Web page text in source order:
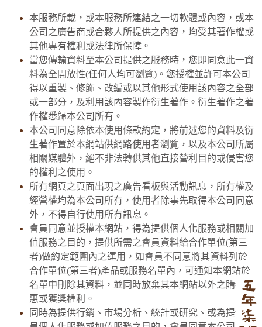
本服務所載，或本服務所連結之一切軟體或內容，或本
公司之廣告商或合夥人所提供之內容，均受其著作權或
其他專有權利或法律所保障。
當您傳輸資料至本公司提供之服務時，您即同意此一資
料為全開放性(任何人均可瀏覽)。您授權並許可本公司
得以重製、修飾、改編或以其他形式使用該內容之全部
或一部分，及利用該內容製作衍生著作。衍生著作之著
作權悉歸本公司所有。
本公司同意除依本使用條款約定，將前述您的資料及衍
生著作置於本網站供網路使用者瀏覽，以及本公司所屬
相關媒體外，絕不非法轉供其他直接營利目的或侵害您
的權利之使用。
所有網頁之頁面出現之廣告看板與活動訊息，所有權及
經營權均為本公司所有，使用者除事先取得本公司同意
外，不得自行使用所有訊息。
會員同意並授權本網站，得為提供個人化服務或相關加
值服務之目的，提供所需之會員資料給合作單位(第三
者)做約定範圍內之運用，如會員不同意將其資料列於
合作單位(第三者)產品或服務名單內，可通知本網站於
名單中刪除其資料，並同時放棄其本網站以外之購物優
惠或獲獎權利。
同時為提供行銷、市場分析、統計或研究、或為提供會